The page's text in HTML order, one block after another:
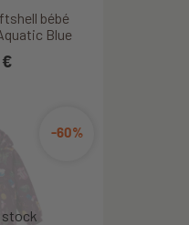
bébé
Blue
-60%